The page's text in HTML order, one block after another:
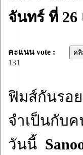
จันทร์ ที่ 26
คะแนน vote :
131
ฟิมส์กันรอ
จำเป็นกับ
วันนี้